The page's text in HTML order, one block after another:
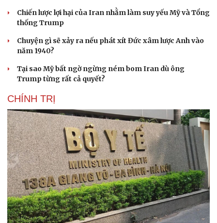
Chiến lược lợi hại của Iran nhằm làm suy yếu Mỹ và Tổng
thống Trump
Chuyện gì sẽ xảy ra nếu phát xít Đức xâm lược Anh vào
năm 1940?
Tại sao Mỹ bất ngờ ngừng ném bom Iran dù ông
Trump từng rất cả quyết?
CHÍNH TRỊ